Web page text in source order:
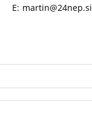
E: martin@24nep.si